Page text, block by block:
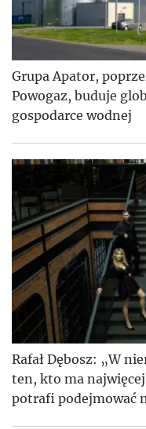
Grupa Apator,
Powogaz, buduje
gospodarce wodnej
Rafał Dębosz: „W
ten, kto ma
potrafi podejmować